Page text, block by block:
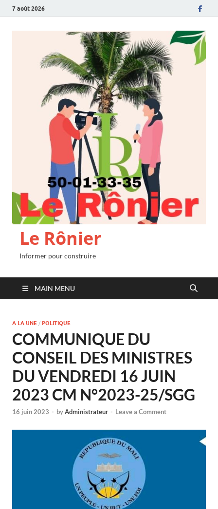
7 août 2026
Le Rônier
Informer pour construire
MAIN MENU
A LA UNE / POLITIQUE
COMMUNIQUE DU
CONSEIL DES MINISTRES
DU VENDREDI 16 JUIN
2023 CM N°2023-25/SGG
16 juin 2023 - byAdministrateur - Leave a Comment